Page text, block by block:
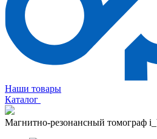
Наши товары
Каталог
Магнитно-резонансный томограф